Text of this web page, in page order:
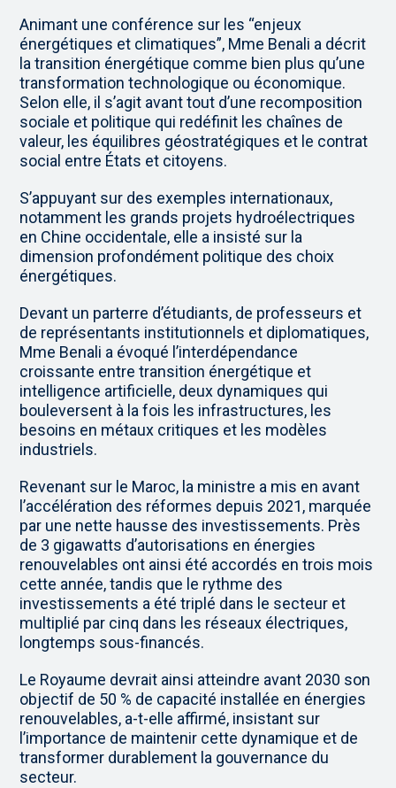
Animant une conférence sur les “enjeux
énergétiques et climatiques”, Mme Benali a décrit
la transition énergétique comme bien plus qu’une
transformation technologique ou économique.
Selon elle, il s’agit avant tout d’une recomposition
sociale et politique qui redéfinit les chaînes de
valeur, les équilibres géostratégiques et le contrat
social entre États et citoyens.
S’appuyant sur des exemples internationaux,
notamment les grands projets hydroélectriques
en Chine occidentale, elle a insisté sur la
dimension profondément politique des choix
énergétiques.
Devant un parterre d’étudiants, de professeurs et
de représentants institutionnels et diplomatiques,
Mme Benali a évoqué l’interdépendance
croissante entre transition énergétique et
intelligence artificielle, deux dynamiques qui
bouleversent à la fois les infrastructures, les
besoins en métaux critiques et les modèles
industriels.
Revenant sur le Maroc, la ministre a mis en avant
l’accélération des réformes depuis 2021, marquée
par une nette hausse des investissements. Près
de 3 gigawatts d’autorisations en énergies
renouvelables ont ainsi été accordés en trois mois
cette année, tandis que le rythme des
investissements a été triplé dans le secteur et
multiplié par cinq dans les réseaux électriques,
longtemps sous-financés.
Le Royaume devrait ainsi atteindre avant 2030 son
objectif de 50 % de capacité installée en énergies
renouvelables, a-t-elle affirmé, insistant sur
l’importance de maintenir cette dynamique et de
transformer durablement la gouvernance du
secteur.